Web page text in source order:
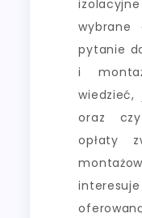
wybrane
pytanie
i
oraz
opłaty